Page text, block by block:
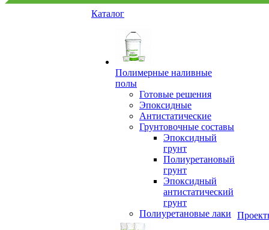
Каталог
Полимерные наливные
полы
Готовые решения
Эпоксидные
Антистатические
Грунтовочные составы
Эпоксидный
грунт
Полиуретановый
грунт
Эпоксидный
антистатический
грунт
Полиуретановые лаки